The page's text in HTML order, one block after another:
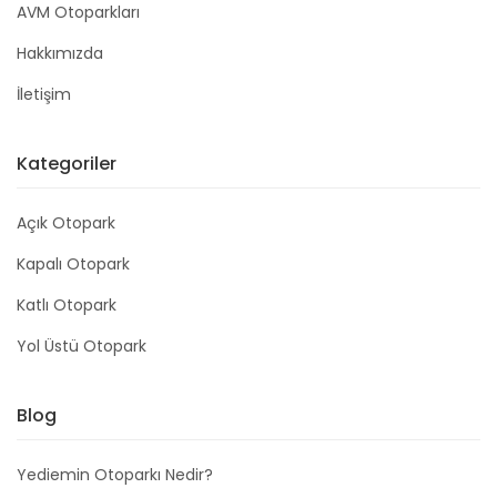
AVM Otoparkları
Hakkımızda
İletişim
Kategoriler
Açık Otopark
Kapalı Otopark
Katlı Otopark
Yol Üstü Otopark
Blog
Yediemin Otoparkı Nedir?